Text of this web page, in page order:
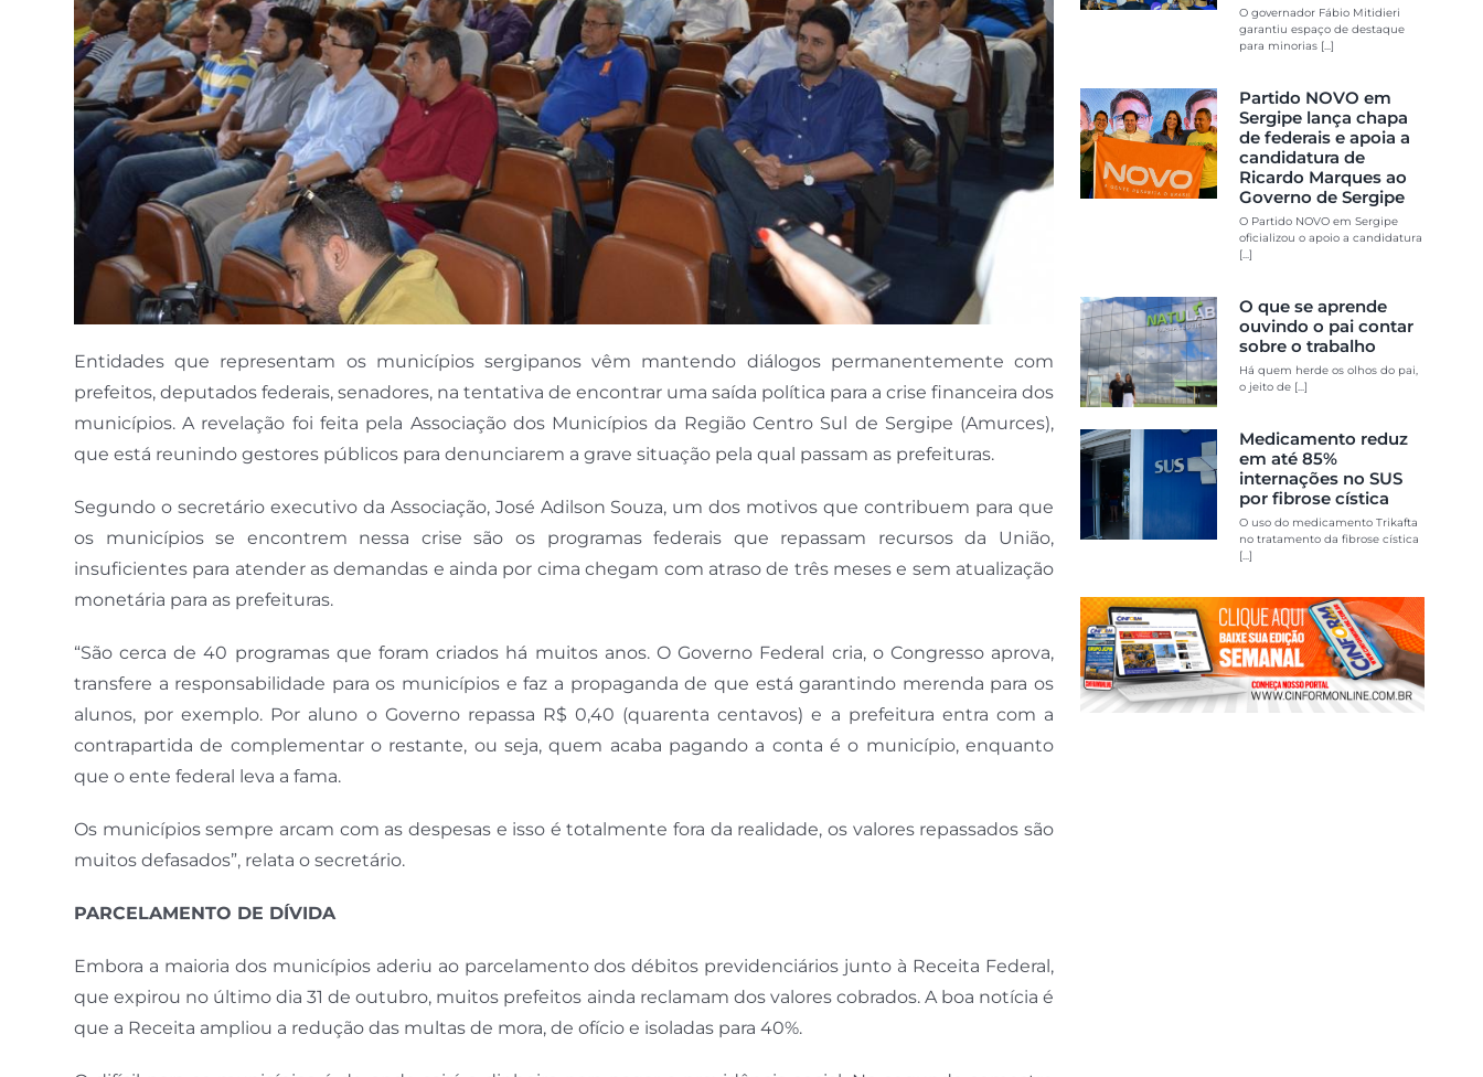
Entidades que representam os municípios sergipanos vêm mantendo diálogos permanentemente com
prefeitos, deputados federais, senadores, na tentativa de encontrar uma saída política para a crise financeira dos
municípios. A revelação foi feita pela Associação dos Municípios da Região Centro Sul de Sergipe (Amurces),
que está reunindo gestores públicos para denunciarem a grave situação pela qual passam as prefeituras.
Segundo o secretário executivo da Associação, José Adilson Souza, um dos motivos que contribuem para que
os municípios se encontrem nessa crise são os programas federais que repassam recursos da União,
insuficientes para atender as demandas e ainda por cima chegam com atraso de três meses e sem atualização
monetária para as prefeituras.
“São cerca de 40 programas que foram criados há muitos anos. O Governo Federal cria, o Congresso aprova,
transfere a responsabilidade para os municípios e faz a propaganda de que está garantindo merenda para os
alunos, por exemplo. Por aluno o Governo repassa R$ 0,40 (quarenta centavos) e a prefeitura entra com a
contrapartida de complementar o restante, ou seja, quem acaba pagando a conta é o município, enquanto
que o ente federal leva a fama.
Os municípios sempre arcam com as despesas e isso é totalmente fora da realidade, os valores repassados são
muitos defasados”, relata o secretário.
PARCELAMENTO DE DÍVIDA
Embora a maioria dos municípios aderiu ao parcelamento dos débitos previdenciários junto à Receita Federal,
que expirou no último dia 31 de outubro, muitos prefeitos ainda reclamam dos valores cobrados. A boa notícia é
que a Receita ampliou a redução das multas de mora, de ofício e isoladas para 40%.
O governador Fábio Mitidieri
garantiu espaço de destaque
para minorias [...]
Partido NOVO em
Sergipe lança chapa
de federais e apoia a
candidatura de
Ricardo Marques ao
Governo de Sergipe
O Partido NOVO em Sergipe
oficializou o apoio a candidatura
[...]
O que se aprende
ouvindo o pai contar
sobre o trabalho
Há quem herde os olhos do pai,
o jeito de [...]
Medicamento reduz
em até 85%
internações no SUS
por fibrose cística
O uso do medicamento Trikafta
no tratamento da fibrose cística
[...]